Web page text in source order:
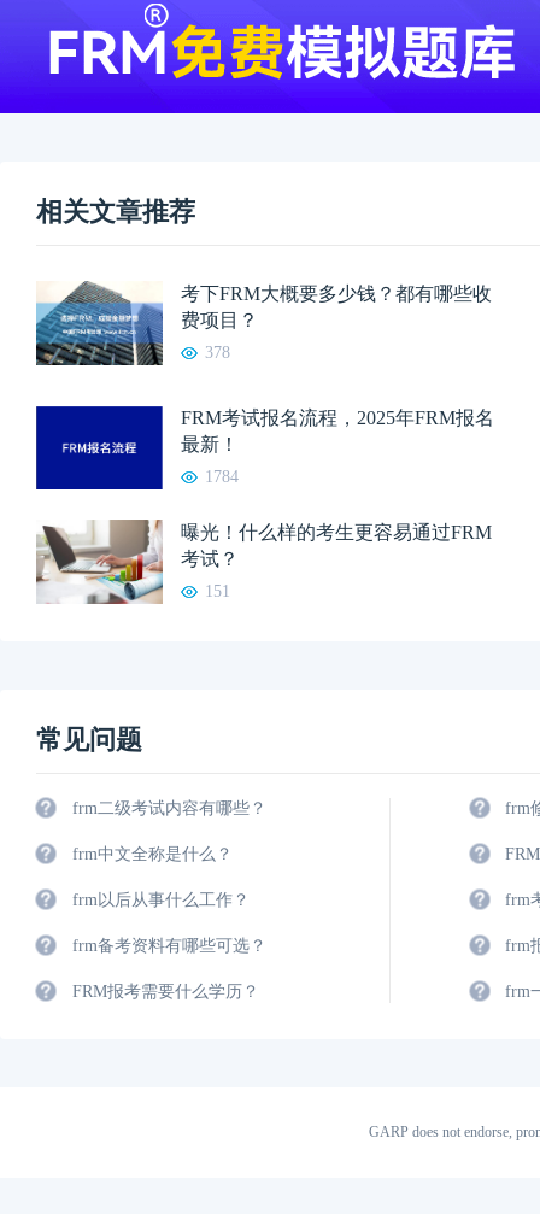
相关文章推荐
考下FRM大概要多少钱？都有哪些收
费项目？
378
FRM考试报名流程，2025年FRM报名
最新！
1784
曝光！什么样的考生更容易通过FRM
考试？
151
常见问题
frm二级考试内容有哪些？
frm中文全称是什么？
frm以后从事什么工作？
frm备考资料有哪些可选？
FRM报考需要什么学历？
frm
frm
frm
frm
GARP does not endorse,